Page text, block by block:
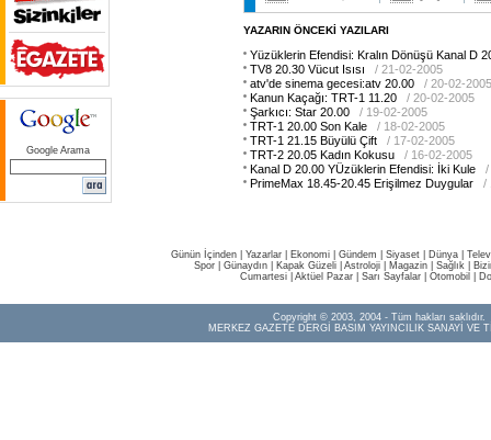
Google Arama
YAZARIN ÖNCEKİ YAZILARI
Yüzüklerin Efendisi: Kralın Dönüşü Kanal D
TV8 20.30 Vücut Isısı
/ 21-02-2005
atv'de sinema gecesi:atv 20.00
/ 20-02-2005
Kanun Kaçağı: TRT-1 11.20
/ 20-02-2005
Şarkıcı: Star 20.00
/ 19-02-2005
TRT-1 20.00 Son Kale
/ 18-02-2005
TRT-1 21.15 Büyülü Çift
/ 17-02-2005
TRT-2 20.05 Kadın Kokusu
/ 16-02-2005
Kanal D 20.00 YÜzüklerin Efendisi: İki Kule
/
PrimeMax 18.45-20.45 Erişilmez Duygular
/
Günün İçinden Yazarlar Ekonomi Gündem Siyaset Dünya |
Spor
Günaydın Kapak Güzeli Astroloji Magazin Sağlık
Cumartesi| Aktüel Pazar| Sarı Sayfalar| Otomobil
Copyright © 2003, 2004 - Tüm hakları saklıdır.
MERKEZ GAZETE DERGİ BASIM YAYINCILIK SANAYİ VE